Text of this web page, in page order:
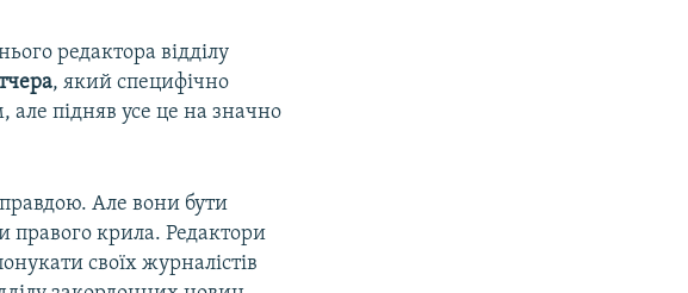
редактора відділу
, який специфічно
підняв усе це на значно
Але вони бути
правого крила. Редактори
своїх журналістів